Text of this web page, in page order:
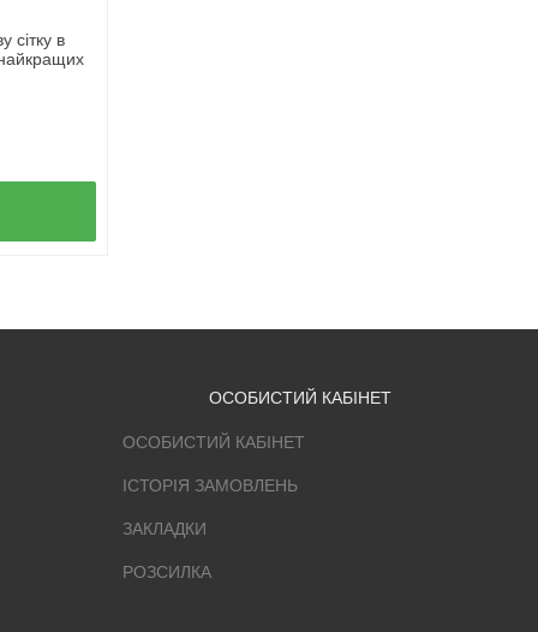
сітку в
ОСОБИСТИЙ КАБІНЕТ
ОСОБИСТИЙ КАБІНЕТ
ІСТОРІЯ ЗАМОВЛЕНЬ
ЗАКЛАДКИ
РОЗСИЛКА